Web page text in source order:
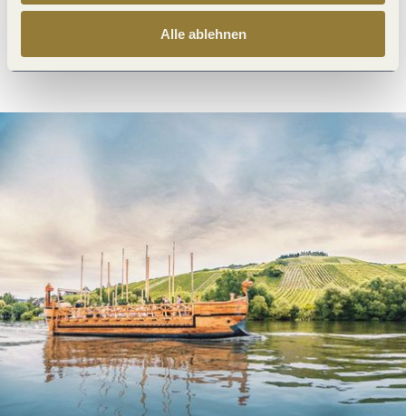
Alle ablehnen
Anreise planen PDF erzeugen